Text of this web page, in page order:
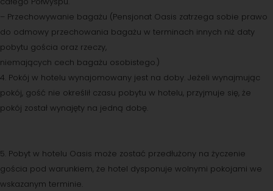
– Przechowywanie bagażu (Pensjonat Oasis zatrzega sobie prawo
do odmowy przechowania bagażu w terminach innych niż daty
pobytu gościa oraz rzeczy,
niemających cech bagażu osobistego.)
4. Pokój w hotelu wynajomowany jest na doby. Jeżeli wynajmując
pokój, gość nie określił czasu pobytu w hotelu, przyjmuje się, że
pokój został wynajęty na jedną dobę.
5. Pobyt w hotelu Oasis może zostać przedłużony na życzenie
gościa pod warunkiem, że hotel dysponuje wolnymi pokojami we
wskazanym terminie.